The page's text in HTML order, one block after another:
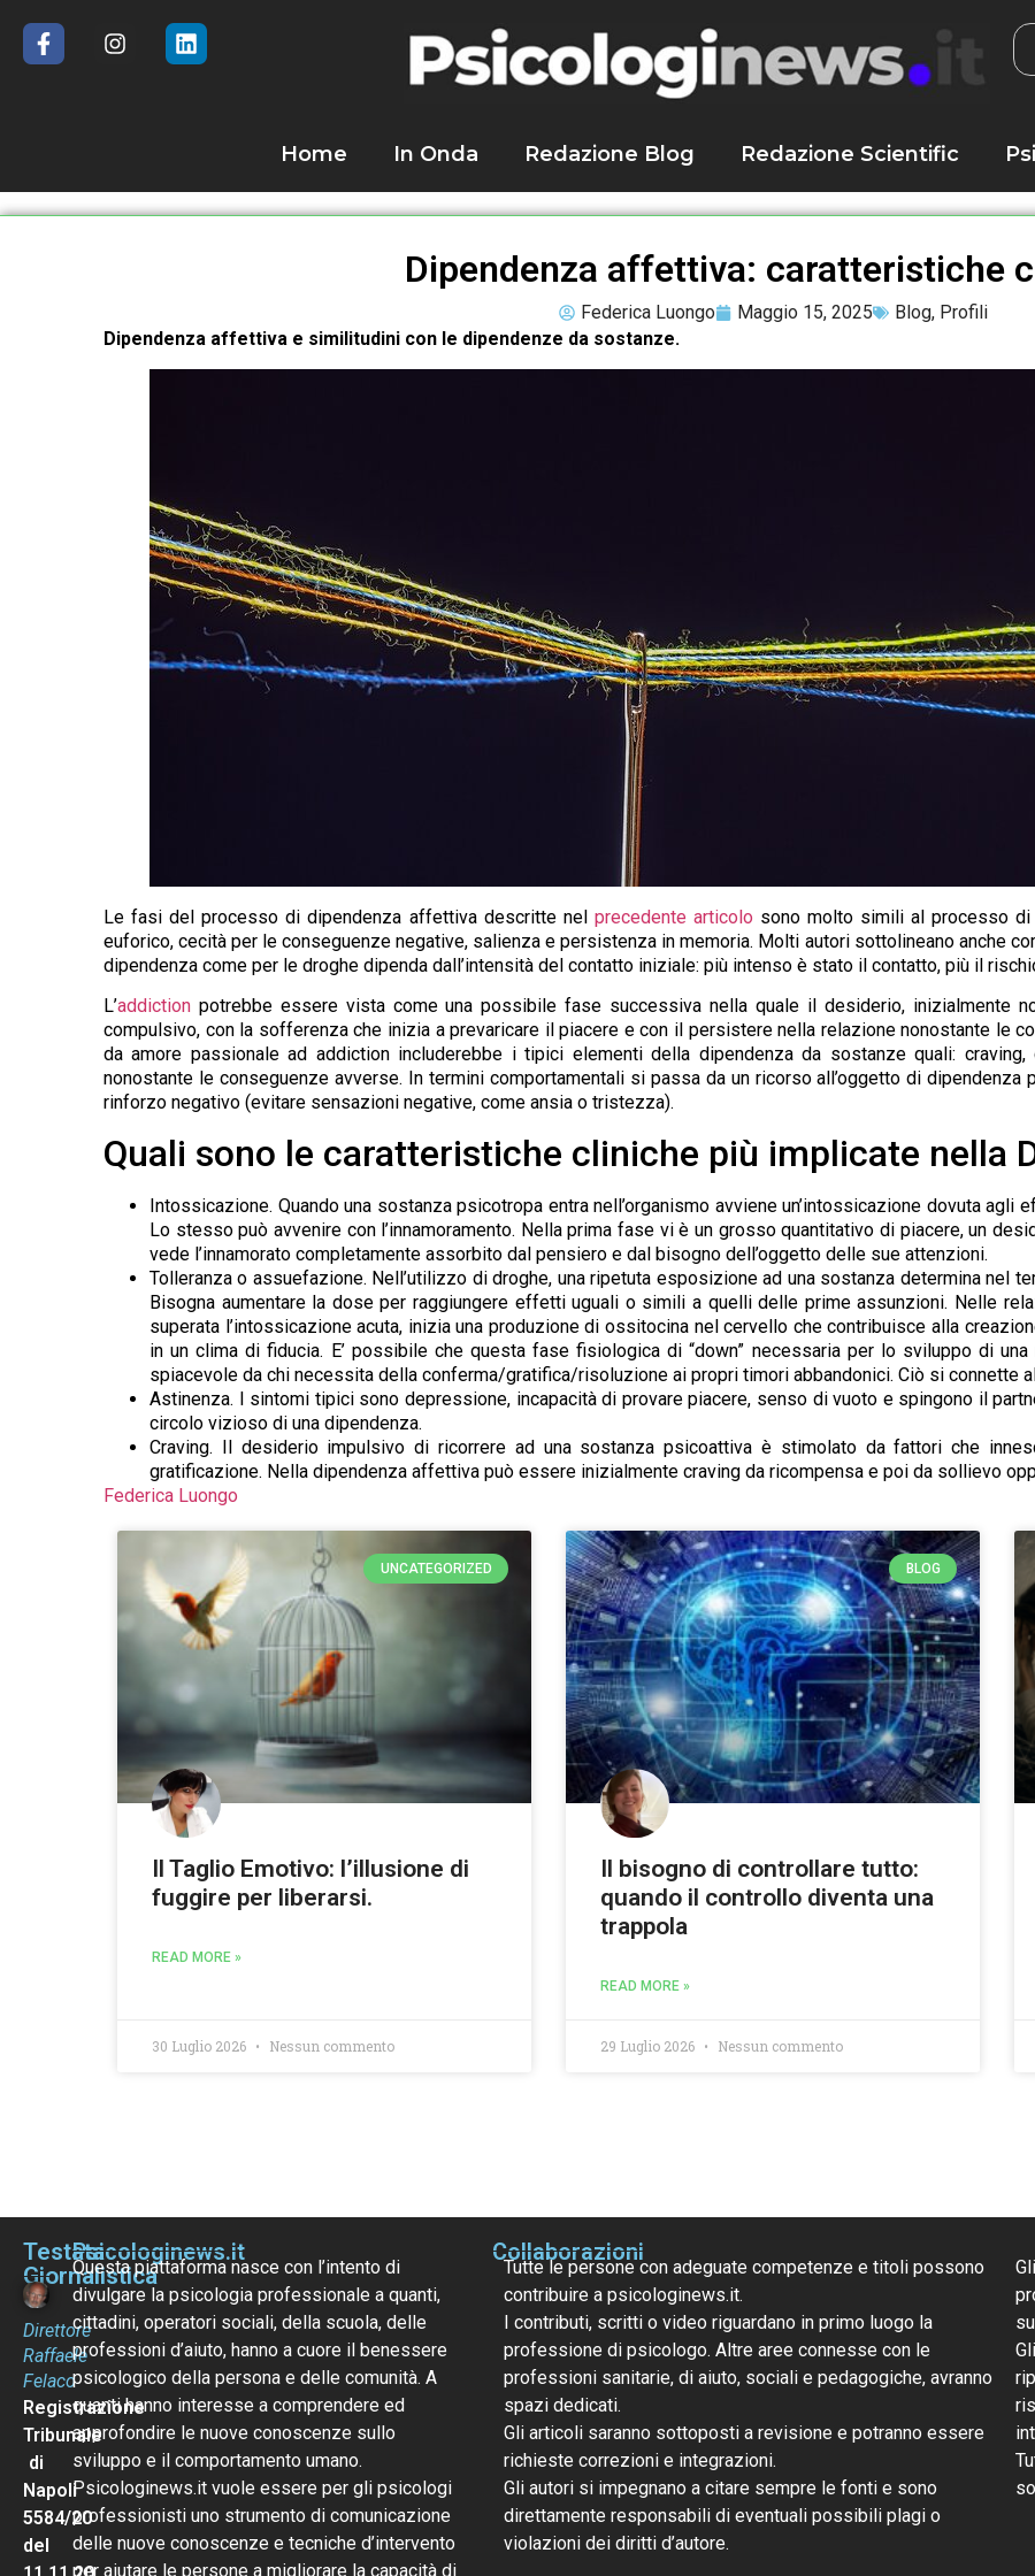
Home In Onda Redazione Blog Redazione Scientific
Dipendenza affettiva: caratteristiche
Federica Luongo Maggio 15, 2025 Blog, Profili
Dipendenza affettiva e similitudini con le dipendenze da sostanze.
Le fasi del processo di dipendenza affettiva descritte nel precedente articolo sono molto simili al processo di
euforico, cecità per le conseguenze negative, salienza e persistenza in memoria. Molti autori sottolineano anche
dipendenza come per le droghe dipenda dall’intensità del contatto iniziale: più intenso è stato il contatto, più il
L’addiction potrebbe essere vista come una possibile fase successiva nella quale il desiderio, inizialmente
compulsivo, con la sofferenza che inizia a prevaricare il piacere e con il persistere nella relazione nonostante le
da amore passionale ad addiction includerebbe i tipici elementi della dipendenza da sostanze quali:
nonostante le conseguenze avverse. In termini comportamentali si passa da un ricorso all’oggetto di
rinforzo negativo (evitare sensazioni negative, come ansia o tristezza).
Quali sono le caratteristiche cliniche più implicate nella
Intossicazione. Quando una sostanza psicotropa entra nell’organismo avviene un’intossicazione dovuta
Lo stesso può avvenire con l’innamoramento. Nella prima fase vi è un grosso quantitativo di piacere, un
vede l’innamorato completamente assorbito dal pensiero e dal bisogno dell’oggetto delle sue attenzioni.
Tolleranza o assuefazione. Nell’utilizzo di droghe, una ripetuta esposizione ad una sostanza determina nel
Bisogna aumentare la dose per raggiungere effetti uguali o simili a quelli delle prime assunzioni. Nelle
superata l’intossicazione acuta, inizia una produzione di ossitocina nel cervello che contribuisce alla
in un clima di fiducia. E’ possibile che questa fase fisiologica di “down” necessaria per lo sviluppo di
spiacevole da chi necessita della conferma/gratifica/risoluzione ai propri timori abbandonici. Ciò si connette
Astinenza. I sintomi tipici sono depressione, incapacità di provare piacere, senso di vuoto e spingono il
circolo vizioso di una dipendenza.
Craving. Il desiderio impulsivo di ricorrere ad una sostanza psicoattiva è stimolato da fattori che
gratificazione. Nella dipendenza affettiva può essere inizialmente craving da ricompensa e poi da sollievo
Federica Luongo
UNCATEGORIZED
Il Taglio Emotivo: l’illusione di
fuggire per liberarsi.
READ MORE »
30 Luglio 2026 Nessun commento
BLOG
Il bisogno di controllare tutto:
quando il controllo diventa una
trappola
READ MORE »
29 Luglio 2026 Nessun commento
Testata
Giornalistica
Direttore
Raffaele
Felaco
Registrazione
Tribunale
di
Napoli
5584/20
del
Psicologinews.it
Questa piattaforma nasce con l’intento di
divulgare la psicologia professionale a quanti,
cittadini, operatori sociali, della scuola, delle
professioni d’aiuto, hanno a cuore il benessere
psicologico della persona e delle comunità. A
quanti hanno interesse a comprendere ed
approfondire le nuove conoscenze sullo
sviluppo e il comportamento umano.
Psicologinews.it vuole essere per gli psicologi
professionisti uno strumento di comunicazione
delle nuove conoscenze e tecniche d’intervento
per aiutare le persone a migliorare la capacità di
Collaborazioni
Tutte le persone con adeguate competenze e titoli possono
contribuire a psicologinews.it.
I contributi, scritti o video riguardano in primo luogo la
professione di psicologo. Altre aree connesse con le
professioni sanitarie, di aiuto, sociali e pedagogiche, avranno
spazi dedicati.
Gli articoli saranno sottoposti a revisione e potranno essere
richieste correzioni e integrazioni.
Gli autori si impegnano a citare sempre le fonti e sono
direttamente responsabili di eventuali possibili plagi o
violazioni dei diritti d’autore.